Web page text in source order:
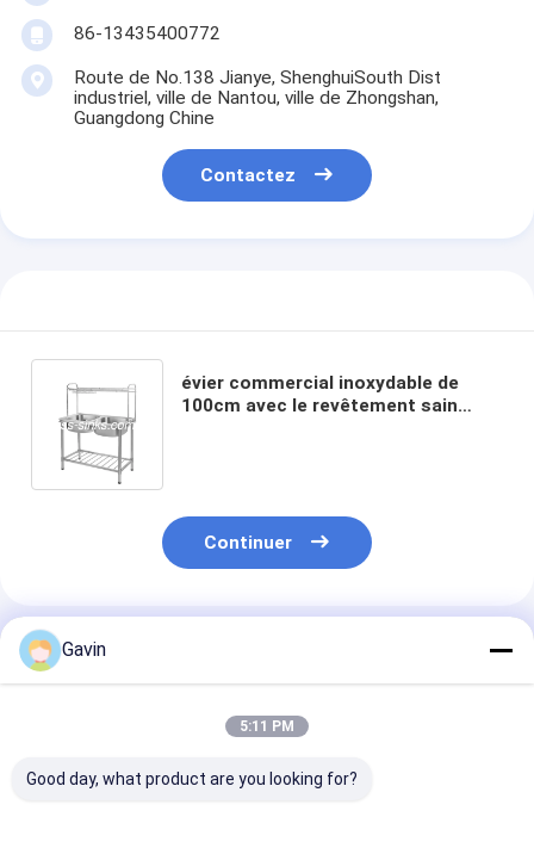
86-13435400772
Route de No.138 Jianye, ShenghuiSouth Dist
industriel, ville de Nantou, ville de Zhongshan,
Guangdong Chine
Contactez
évier commercial inoxydable de
100cm avec le revêtement sain
Continuer
Produits Recommandés
Gavin
5:11 PM
Good day, what product are you looking for?